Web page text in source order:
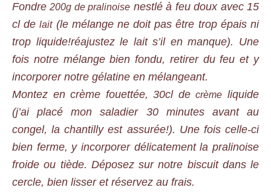
Fondre200g de pralinoise nestlé à feu doux avec 15
cl delait(le mélange ne doit pas être trop épais ni
trop liquide!réajustez le lait s’il en manque). Une
fois notre mélange bien fondu, retirer du feu et y
incorporer notre gélatine en mélangeant.
Montez en crème fouettée, 30cl decrème liquide
(j’ai placé mon saladier 30 minutes avant au
congel, la chantilly est assurée!). Une fois celle-ci
bien ferme, y incorporer délicatement la pralinoise
froide ou tiède. Déposez sur notre biscuit dans le
cercle, bien lisser et réservez au frais.